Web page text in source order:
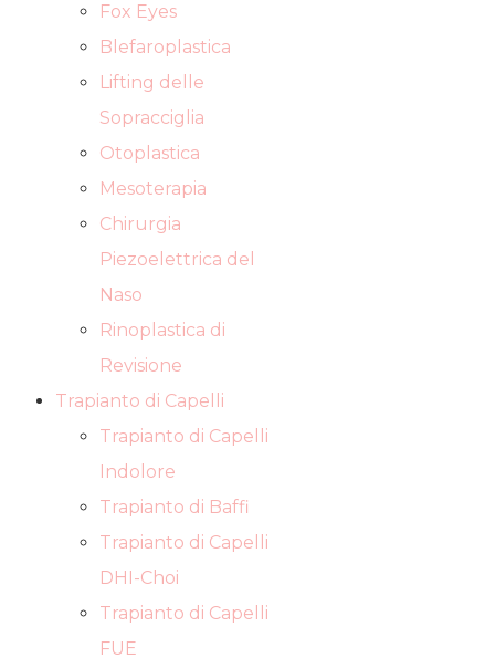
Fox Eyes
Blefaroplastica
Lifting delle
Sopracciglia
Otoplastica
Mesoterapia
Chirurgia
Piezoelettrica del
Naso
Rinoplastica di
Revisione
Trapianto di Capelli
Trapianto di Capelli
Indolore
Trapianto di Baffi
Trapianto di Capelli
DHI-Choi
Trapianto di Capelli
FUE